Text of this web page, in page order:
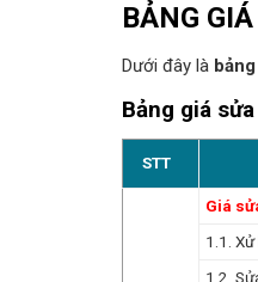
BẢNG GIÁ
Dưới đây là
Bảng giá
STT
Giá
1.1.
1.2.